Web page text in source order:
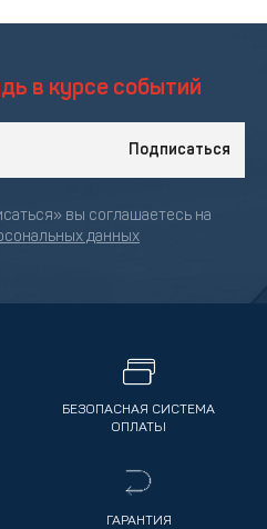
в курсе событий
Подписаться
вы соглашаетесь на
данных
БЕЗОПАСНАЯ СИСТЕМА
ОПЛАТЫ
ГАРАНТИЯ